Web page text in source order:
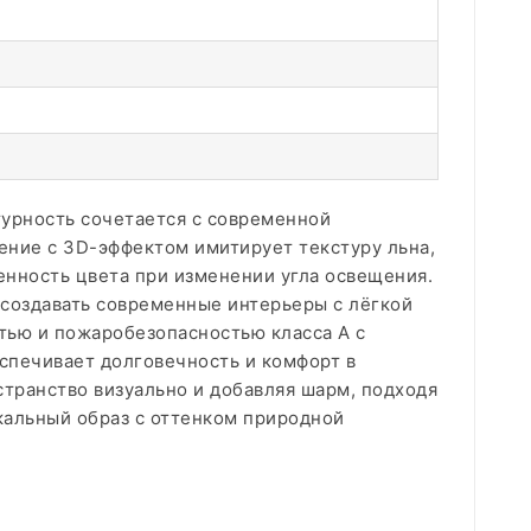
сочетается с современной
с 3D-эффектом имитирует текстуру льна,
цвета при изменении угла освещения.
современные интерьеры с лёгкой
и пожаробезопасностью класса А с
долговечность и комфорт в
визуально и добавляя шарм, подходя
образ с оттенком природной